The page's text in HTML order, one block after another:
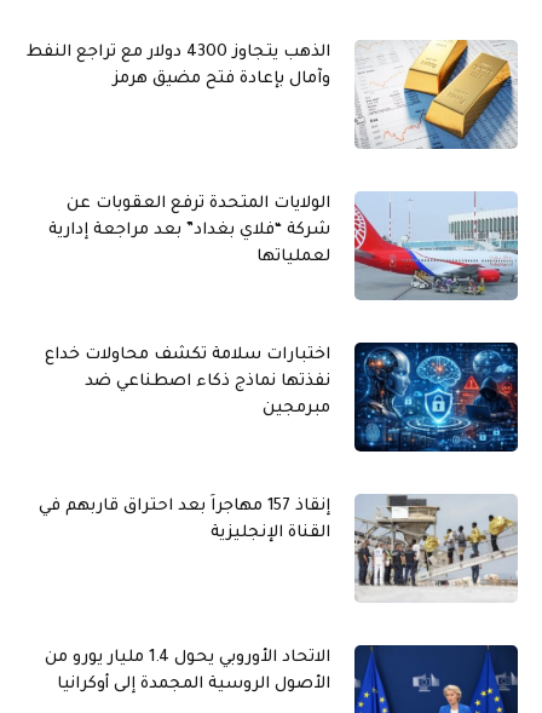
الذهب يتجاوز 4300 دولار مع تراجع النفط
وآمال بإعادة فتح مضيق هرمز
الولايات المتحدة ترفع العقوبات عن
شركة “فلاي بغداد” بعد مراجعة إدارية
لعملياتها
اختبارات سلامة تكشف محاولات خداع
نفذتها نماذج ذكاء اصطناعي ضد
مبرمجين
إنقاذ 157 مهاجراً بعد احتراق قاربهم في
القناة الإنجليزية
الاتحاد الأوروبي يحول 1.4 مليار يورو من
الأصول الروسية المجمدة إلى أوكرانيا